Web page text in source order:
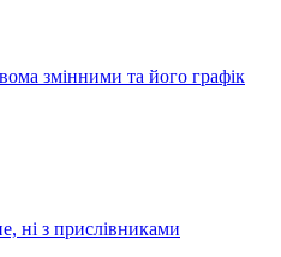
змінними та його графік
ні з прислівниками